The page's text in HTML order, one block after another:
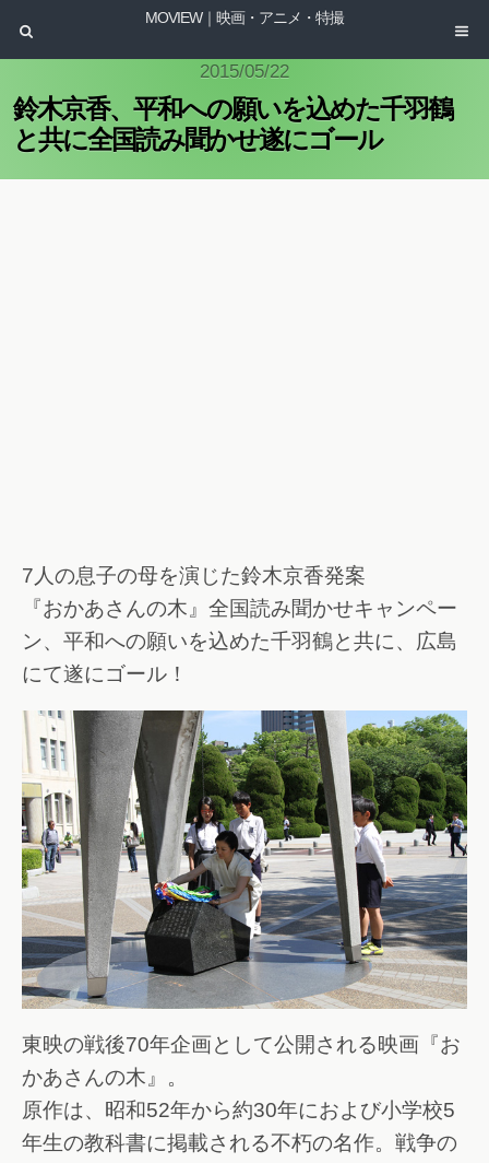
MOVIEW｜映画・アニメ・特撮
2015/05/22
鈴木京香、平和への願いを込めた千羽鶴
と共に全国読み聞かせ遂にゴール
7人の息子の母を演じた鈴木京香発案
『おかあさんの木』全国読み聞かせキャンペー
ン、平和への願いを込めた千羽鶴と共に、広島
にて遂にゴール！
東映の戦後70年企画として公開される映画『お
かあさんの木』。
原作は、昭和52年から約30年におよび小学校5
年生の教科書に掲載される不朽の名作。戦争の